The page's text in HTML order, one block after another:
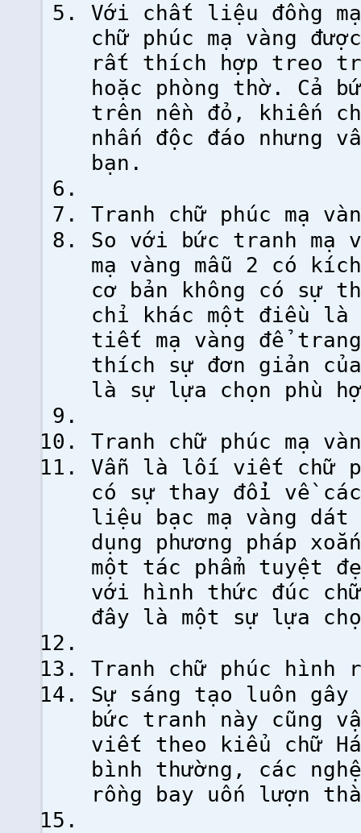
Với chất liệu đồng
chữ phúc mạ vàng
rất thích hợp treo
hoặc phòng thờ. Cả
trên nền đỏ, khiến
nhấn độc đáo nhưng
bạn.
Tranh chữ phúc mạ
So với bức tranh mạ
mạ vàng mẫu 2 có
cơ bản không có sự
chỉ khác một điều là
tiết mạ vàng để
thích sự đơn giản
là sự lựa chọn phù
Tranh chữ phúc mạ
Vẫn là lối viết chữ
có sự thay đổi về
liệu bạc mạ vàng dát
dụng phương pháp
một tác phẩm tuyệt
với hình thức đúc
đây là một sự lựa
Tranh chữ phúc hình
Sự sáng tạo luôn
bức tranh này cũng
viết theo kiểu chữ
bình thường, các
rồng bay uốn lượn